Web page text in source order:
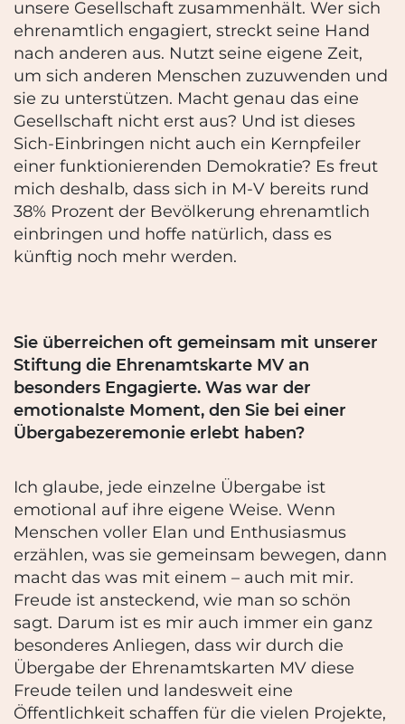
unsere Gesellschaft zusammenhält. Wer sich
ehrenamtlich engagiert, streckt seine Hand
nach anderen aus. Nutzt seine eigene Zeit,
um sich anderen Menschen zuzuwenden und
sie zu unterstützen. Macht genau das eine
Gesellschaft nicht erst aus? Und ist dieses
Sich-Einbringen nicht auch ein Kernpfeiler
einer funktionierenden Demokratie? Es freut
mich deshalb, dass sich in M-V bereits rund
38% Prozent der Bevölkerung ehrenamtlich
einbringen und hoffe natürlich, dass es
künftig noch mehr werden.
Sie überreichen oft gemeinsam mit unserer
Stiftung die Ehrenamtskarte MV an
besonders Engagierte. Was war der
emotionalste Moment, den Sie bei einer
Übergabezeremonie erlebt haben?
Ich glaube, jede einzelne Übergabe ist
emotional auf ihre eigene Weise. Wenn
Menschen voller Elan und Enthusiasmus
erzählen, was sie gemeinsam bewegen, dann
macht das was mit einem – auch mit mir.
Freude ist ansteckend, wie man so schön
sagt. Darum ist es mir auch immer ein ganz
besonderes Anliegen, dass wir durch die
Übergabe der Ehrenamtskarten MV diese
Freude teilen und landesweit eine
Öffentlichkeit schaffen für die vielen Projekte,